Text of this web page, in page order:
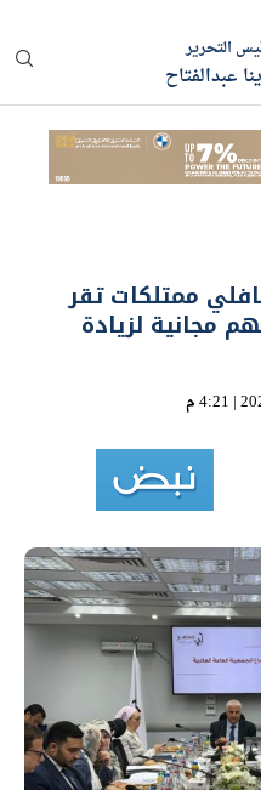
التحرير
عبدالفتاح
ممتلكات تقر
أسهم مجانية لزيادة